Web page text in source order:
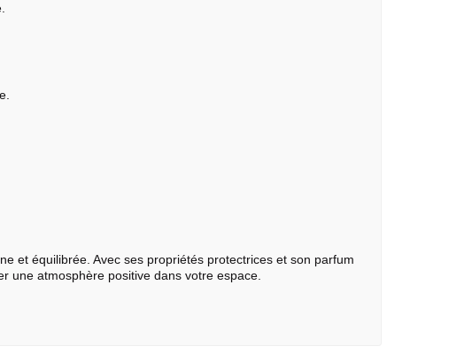
et équilibrée. Avec ses propriétés protectrices et son parfum
une atmosphère positive dans votre espace.